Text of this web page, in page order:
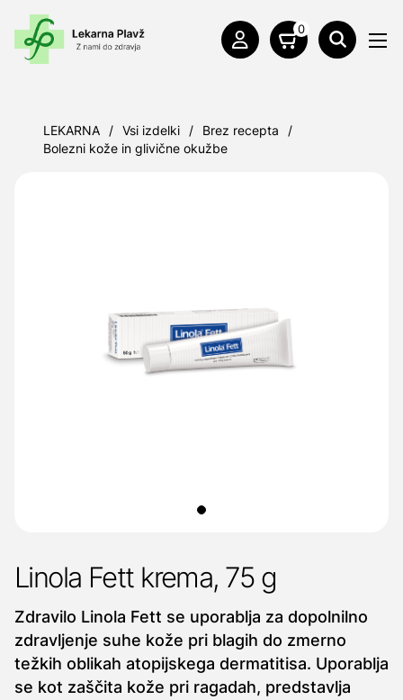
0
LEKARNA / Vsi izdelki / Brez recepta
/
Bolezni kože in glivične okužbe
Linola Fett krema, 75 g
Zdravilo Linola Fett se uporablja za dopolnilno
zdravljenje suhe kože pri blagih do zmerno
težkih oblikah atopijskega dermatitisa. Uporablja
se kot zaščita kože pri ragadah, predstavlja